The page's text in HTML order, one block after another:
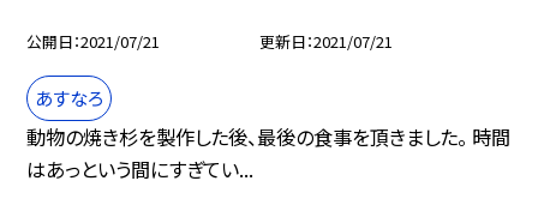
公開日 2021/07/21 更新日 2021/07/21
あすなろ
動物の焼き杉を製作した後、最後の食事を頂きました。 時間
はあっという間にすぎてい...